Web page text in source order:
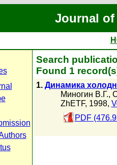
Journal of
Search
Found 1
1. Динамика
Миногин В.Г.,
ZhETF, 1998,
PDF